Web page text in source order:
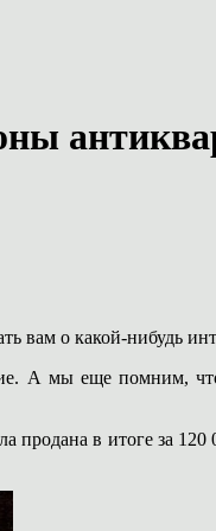
вам о какой-нибудь
мы еще помним, что
продана в итоге за 120